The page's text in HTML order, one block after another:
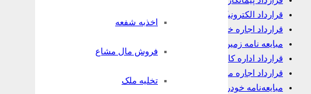
اخذبه شفعه
فروش مال مشاع
تخلیه ملک
قرارداد الکترونیک وکالت
قرارداد اجاره خانه
مبایعه نامه زمین
قرارداد اداره کار
قرارداد اجاره مغازه
مبایعه‌نامه خودرو